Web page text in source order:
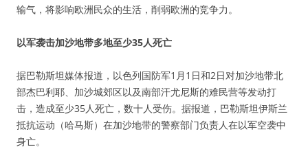
输气，将影响欧洲民众的生活，削弱欧洲的竞争力。
以军袭击加沙地带多地至少35人死亡
据巴勒斯坦媒体报道，以色列国防军1月1日和2日对加沙地带北
部杰巴利耶、加沙城郊区以及南部汗尤尼斯的难民营等发动打
击，造成至少35人死亡，数十人受伤。据报道，巴勒斯坦伊斯兰
抵抗运动（哈马斯）在加沙地带的警察部门负责人在以军空袭中
身亡。